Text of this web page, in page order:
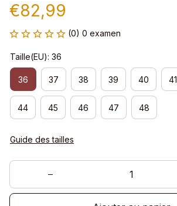
€82,99
(0) 0 examen
Taille(EU): 36
36 37 38 39 40 41
44 45 46 47 48
Guide des tailles